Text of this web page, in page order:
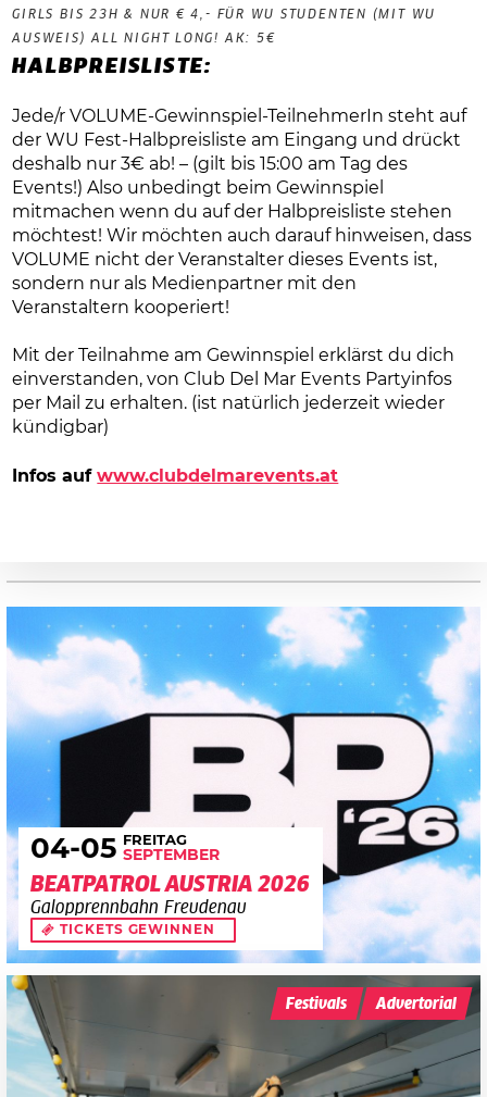
GIRLS BIS 23H & NUR € 4,- FÜR WU STUDENTEN (MIT WU
AUSWEIS) ALL NIGHT LONG! AK: 5€
HALBPREISLISTE:
Jede/r VOLUME-Gewinnspiel-TeilnehmerIn steht auf
der WU Fest-Halbpreisliste am Eingang und drückt
deshalb nur 3€ ab! – (gilt bis 15:00 am Tag des
Events!) Also unbedingt beim Gewinnspiel
mitmachen wenn du auf der Halbpreisliste stehen
möchtest! Wir möchten auch darauf hinweisen, dass
VOLUME nicht der Veranstalter dieses Events ist,
sondern nur als Medienpartner mit den
Veranstaltern kooperiert!
Mit der Teilnahme am Gewinnspiel erklärst du dich
einverstanden, von Club Del Mar Events Partyinfos
per Mail zu erhalten. (ist natürlich jederzeit wieder
kündigbar)
Infos aufwww.clubdelmarevents.at
04-05 FREITAG
SEPTEMBER
BEATPATROL AUSTRIA 2026
Galopprennbahn Freudenau
TICKETS GEWINNEN
Festivals Advertorial